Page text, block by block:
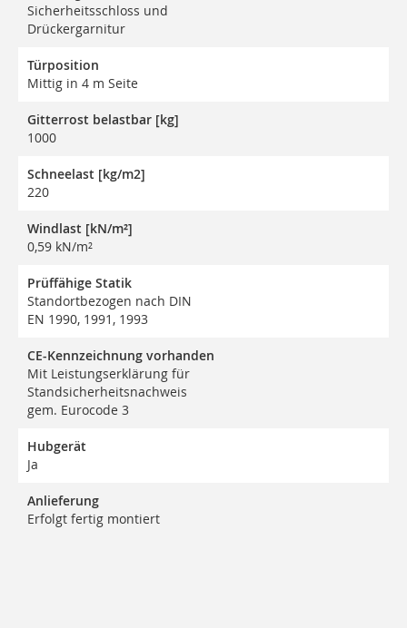
Sicherheitsschloss und
Drückergarnitur
Türposition
Mittig in 4 m Seite
Gitterrost belastbar [kg]
1000
Schneelast [kg/m2]
220
Windlast [kN/m²]
0,59 kN/m²
Prüffähige Statik
Standortbezogen nach DIN
EN 1990, 1991, 1993
CE-Kennzeichnung vorhanden
Mit Leistungserklärung für
Standsicherheitsnachweis
gem. Eurocode 3
Hubgerät
Ja
Anlieferung
Erfolgt fertig montiert